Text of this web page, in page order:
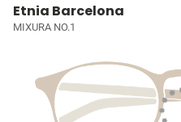
Etnia Barcelona
MIXURA NO.1